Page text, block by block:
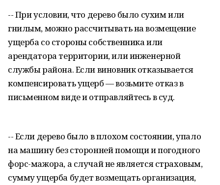
-- При условии, что дерево было сухим или
гнилым, можно рассчитывать на возмещение
ущерба со стороны собственника или
арендатора территории, или инженерной
службы района. Если виновник отказывается
компенсировать ущерб — возьмите отказ в
письменном виде и отправляйтесь в суд.
-- Если дерево было в плохом состоянии, упало
на машину без сторонней помощи и погодного
форс-мажора, а случай не является страховым,
сумму ущерба будет возмещать организация,